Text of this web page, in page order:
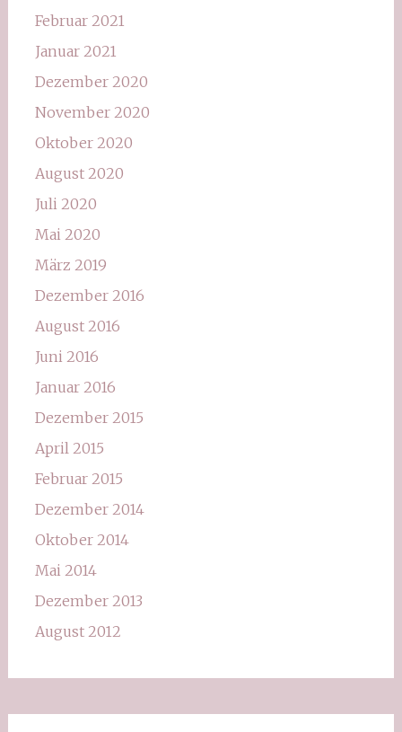
Februar 2021
Januar 2021
Dezember 2020
November 2020
Oktober 2020
August 2020
Juli 2020
Mai 2020
März 2019
Dezember 2016
August 2016
Juni 2016
Januar 2016
Dezember 2015
April 2015
Februar 2015
Dezember 2014
Oktober 2014
Mai 2014
Dezember 2013
August 2012